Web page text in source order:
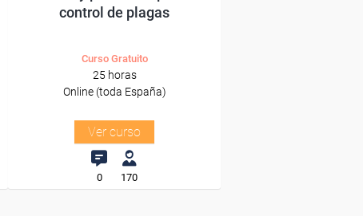
control de plagas
Curso Gratuito
25 horas
Online (toda España)
Ver curso
0 170